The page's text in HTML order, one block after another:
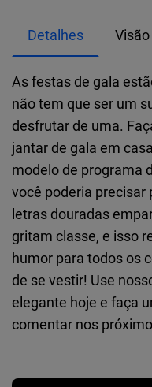
Detalhes
As festas de gala
não tem que ser um
desfrutar de uma.
jantar de gala em
modelo de programa
você poderia precisar
letras douradas
gritam classe, e isso
humor para todos os
de se vestir! Use
elegante hoje e faça
comentar nos